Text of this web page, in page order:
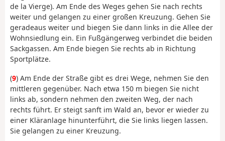
de la Vierge). Am Ende des Weges gehen Sie nach rechts
weiter und gelangen zu einer großen Kreuzung. Gehen Sie
geradeaus weiter und biegen Sie dann links in die Allee der
Wohnsiedlung ein. Ein Fußgängerweg verbindet die beiden
Sackgassen. Am Ende biegen Sie rechts ab in Richtung
Sportplätze.
(9) Am Ende der Straße gibt es drei Wege, nehmen Sie den
mittleren gegenüber. Nach etwa 150 m biegen Sie nicht
links ab, sondern nehmen den zweiten Weg, der nach
rechts führt. Er steigt sanft im Wald an, bevor er wieder zu
einer Kläranlage hinunterführt, die Sie links liegen lassen.
Sie gelangen zu einer Kreuzung.